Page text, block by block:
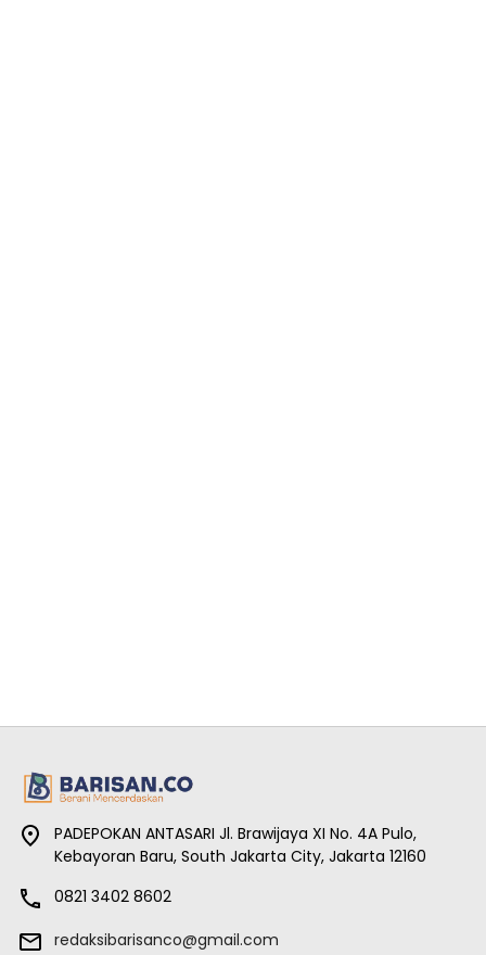
PADEPOKAN ANTASARI Jl. Brawijaya XI No. 4A Pulo,
Kebayoran Baru, South Jakarta City, Jakarta 12160
0821 3402 8602
redaksibarisanco@gmail.com